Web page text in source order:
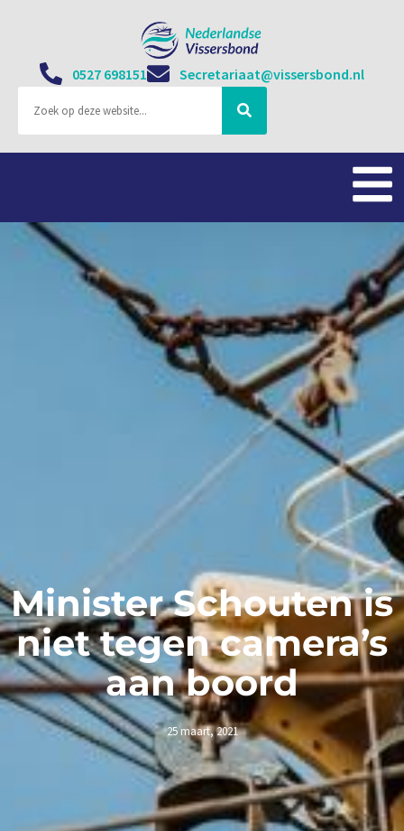
0527 698151 Secretariaat@vissersbond.nl
Minister Schouten is
niet tegen camera’s
aan boord
25 maart, 2021